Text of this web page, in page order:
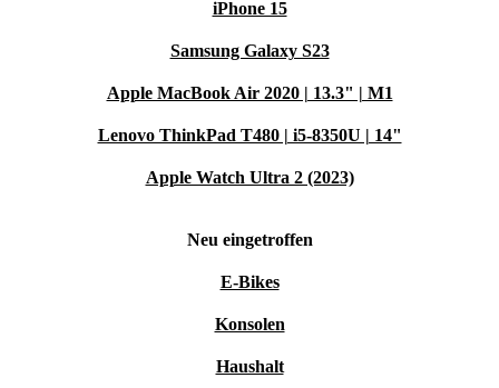
iPhone 15
Samsung Galaxy S23
Apple MacBook Air 2020 | 13.3" | M1
Lenovo ThinkPad T480 | i5-8350U | 14"
Apple Watch Ultra 2 (2023)
Neu eingetroffen
E-Bikes
Konsolen
Haushalt